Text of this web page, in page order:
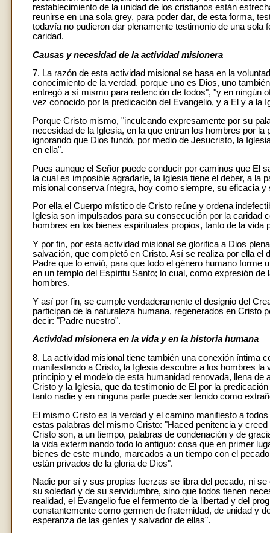
restablecimiento de la unidad de los cristianos están
reunirse en una sola grey, para poder dar, de esta forma,
todavía no pudieron dar plenamente testimonio de una
caridad.
Causas y necesidad de la actividad misionera
7. La razón de esta actividad misional se basa en la
conocimiento de la verdad. porque uno es Dios, uno
entregó a sí mismo para redención de todos", "y en ningún
vez conocido por la predicación del Evangelio, y a El y a la
Porque Cristo mismo, "inculcando expresamente por su
necesidad de la Iglesia, en la que entran los hombres por
ignorando que Dios fundó, por medio de Jesucristo, la
en ella".
Pues aunque el Señor puede conducir por caminos que El
la cual es imposible agradarle, la Iglesia tiene el deber, a la
misional conserva íntegra, hoy como siempre, su eficacia y
Por ella el Cuerpo místico de Cristo reúne y ordena
Iglesia son impulsados para su consecución por la
hombres en los bienes espirituales propios, tanto de la vida
Y por fin, por esta actividad misional se glorifica a Dios
salvación, que completó en Cristo. Así se realiza por ella el
Padre que lo envió, para que todo el género humano
en un templo del Espíritu Santo; lo cual, como expresión
hombres.
Y así por fin, se cumple verdaderamente el designio del
participan de la naturaleza humana, regenerados en Cristo
decir: "Padre nuestro".
Actividad misionera en la vida y en la historia humana
8. La actividad misional tiene también una conexión íntima
manifestando a Cristo, la Iglesia descubre a los hombres
principio y el modelo de esta humanidad renovada, llena
Cristo y la Iglesia, que da testimonio de El por la
tanto nadie y en ninguna parte puede ser tenido como
El mismo Cristo es la verdad y el camino manifiesto a
estas palabras del mismo Cristo: "Haced penitencia y
Cristo son, a un tiempo, palabras de condenación y de
la vida exterminando todo lo antiguo: cosa que en primer
bienes de este mundo, marcados a un tiempo con el
están privados de la gloria de Dios".
Nadie por sí y sus propias fuerzas se libra del pecado, ni
su soledad y de su servidumbre, sino que todos tienen
realidad, el Evangelio fue el fermento de la libertad y del
constantemente como germen de fraternidad, de unidad y
esperanza de las gentes y salvador de ellas".